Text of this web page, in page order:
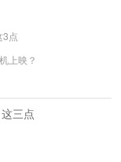
3点
上映？
三点